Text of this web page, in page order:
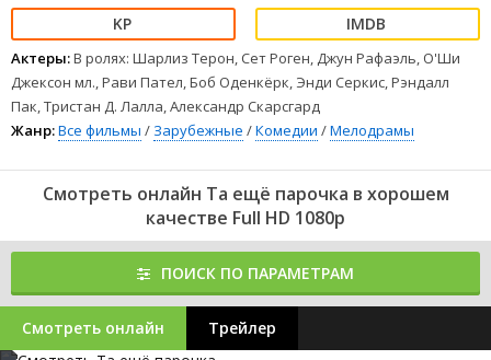
Актеры:В ролях: Шарлиз Терон, Сет Роген, Джун Рафаэль, О'Ши
Джексон мл., Рави Пател, Боб Оденкёрк, Энди Серкис, Рэндалл
Пак, Тристан Д. Лалла, Александр Скарсгард
Жанр:Все фильмы / Зарубежные /Комедии /Мелодрамы
Смотреть онлайн Та ещё парочка в хорошем
качестве Full HD 1080p
ПОИСК ПО ПАРАМЕТРАМ
Смотреть онлайн Трейлер